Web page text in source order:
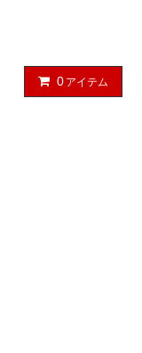
0 アイテム